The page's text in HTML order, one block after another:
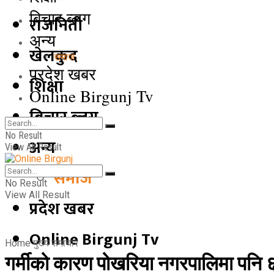
राजनिती
खेलकुद
शिक्षा
बिचार ब्लग
अन्य
समाज
प्रदेश खबर
Online Birgunj Tv
बिचार ब्लग
अन्य
समाज
प्रदेश खबर
Online Birgunj Tv
No Result
View All Result
No Result
View All Result
Home मुख्य समाचार
गर्मीको कारण पोखरिया नगरपालिमा पनि